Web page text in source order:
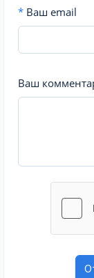
* Ваш email
Ваш